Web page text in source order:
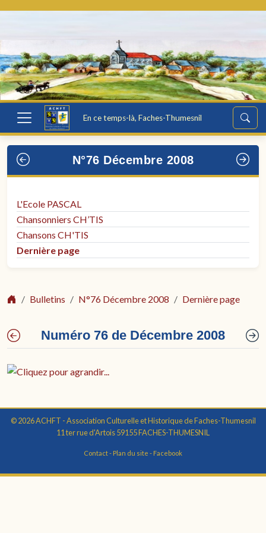
En ce temps-là, Faches-Thumesnil
N°76 Décembre 2008
L'Ecole PASCAL
Chansonniers CH’TIS
Chansons CH'TIS
Dernière page
Bulletins N°76 Décembre 2008 Dernière page
Numéro 76 de Décembre 2008
© 2026 ACHFT - Association Culturelle et Historique de Faches-Thumesnil
11 ter rue d'Artois 59155 FACHES-THUMESNIL
Contact- Plan du site - Facebook